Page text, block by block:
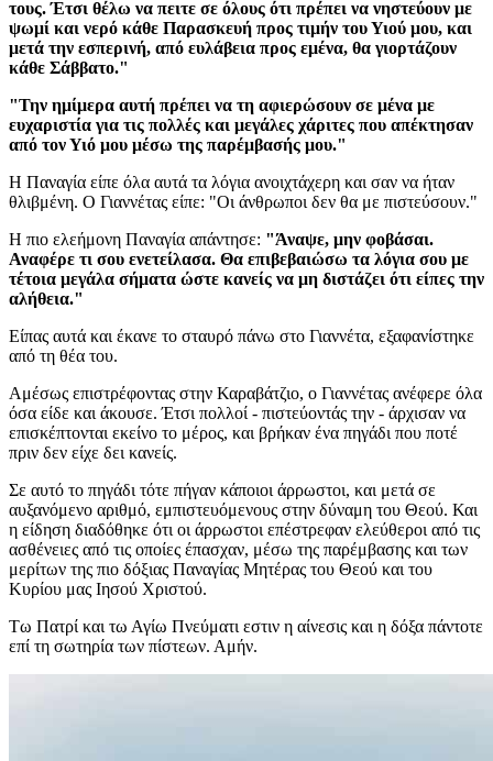
τους.Έτσι θέλω να πειτε σε όλους ότι πρέπει να νηστεύουν με
ψωμί και νερό κάθε Παρασκευή προς τιμήν του Υιού μου, και
μετά την εσπερινή, από ευλάβεια προς εμένα, θα γιορτάζουν
κάθε Σάββατο."
"Την ημίμερα αυτή πρέπει να τη αφιερώσουν σε μένα με
ευχαριστία για τις πολλές και μεγάλες χάριτες που απέκτησαν
από τον Υιό μου μέσω της παρέμβασής μου."
Η Παναγία είπε όλα αυτά τα λόγια ανοιχτάχερη και σαν να ήταν
θλιβμένη. Ο Γιαννέτας είπε: "Οι άνθρωποι δεν θα με πιστεύσουν."
Η πιο ελεήμονη Παναγία απάντησε: "Άναψε, μην φοβάσαι.
Αναφέρε τι σου ενετείλασα. Θα επιβεβαιώσω τα λόγια σου με
τέτοια μεγάλα σήματα ώστε κανείς να μη διστάζει ότι είπες την
αλήθεια."
Είπας αυτά και έκανε το σταυρό πάνω στο Γιαννέτα, εξαφανίστηκε
από τη θέα του.
Αμέσως επιστρέφοντας στην Καραβάτζιο, ο Γιαννέτας ανέφερε όλα
όσα είδε και άκουσε. Έτσι πολλοί - πιστεύοντάς την - άρχισαν να
επισκέπτονται εκείνο το μέρος, και βρήκαν ένα πηγάδι που ποτέ
πριν δεν είχε δει κανείς.
Σε αυτό το πηγάδι τότε πήγαν κάποιοι άρρωστοι, και μετά σε
αυξανόμενο αριθμό, εμπιστευόμενους στην δύναμη του Θεού. Και
η είδηση διαδόθηκε ότι οι άρρωστοι επέστρεφαν ελεύθεροι από τις
ασθένειες από τις οποίες έπασχαν, μέσω της παρέμβασης και των
μερίτων της πιο δόξιας Παναγίας Μητέρας του Θεού και του
Κυρίου μας Ιησού Χριστού.
Τω Πατρί και τω Αγίω Πνεύματι εστιν η αίνεσις και η δόξα πάντοτε
επί τη σωτηρία των πίστεων. Αμήν.